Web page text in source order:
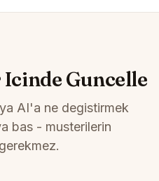
Guncelle
AI'a ne degistirmek
bas - musterilerin